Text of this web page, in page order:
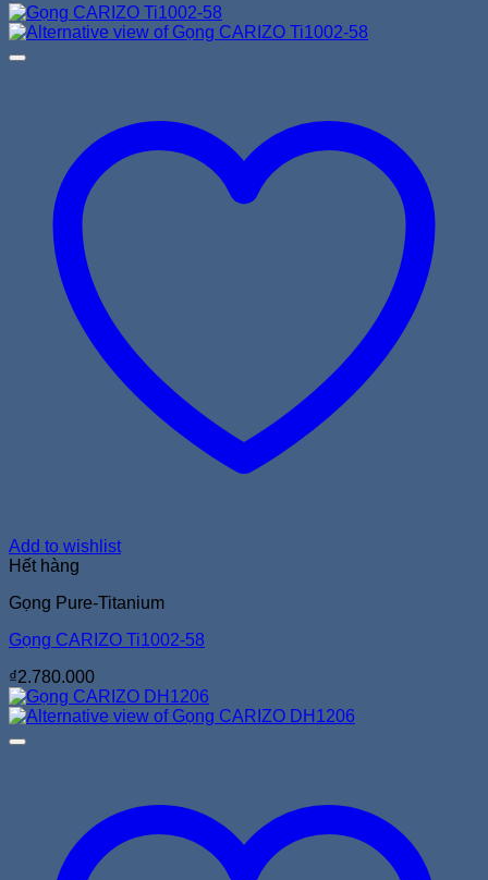
Add to wishlist
Hết hàng
Gọng Pure-Titanium
Gọng CARIZO Ti1002-58
₫2.780.000